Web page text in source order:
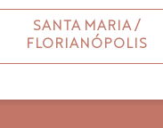
SANTA MARIA /
FLORIANÓPOLIS